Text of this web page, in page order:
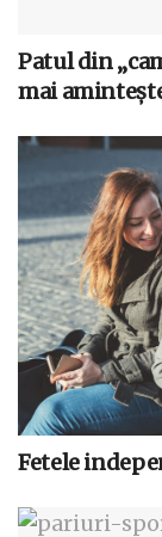
Patul din
mai
Fetele